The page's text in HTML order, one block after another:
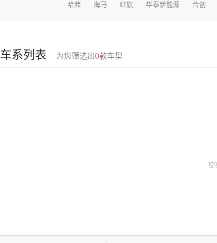
哈弗 海马 红旗 华泰新能源 合创
车系列表 为您筛选出0款车型
哎